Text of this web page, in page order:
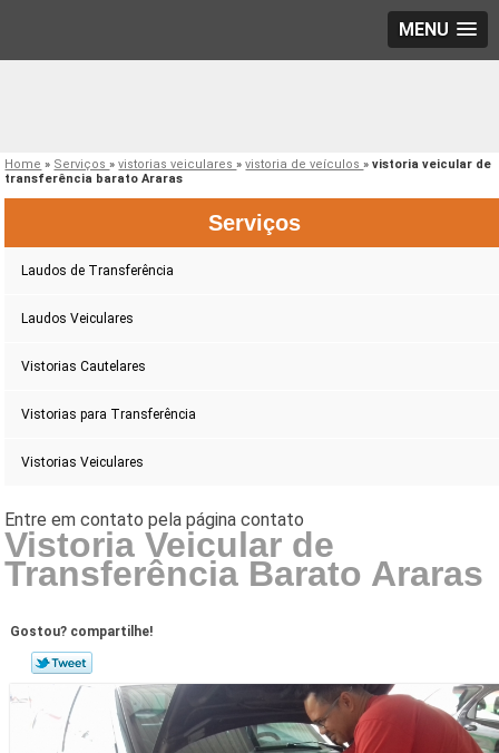
MENU
Home » Serviços»vistorias veiculares»vistoria de veículos»vistoria veicular de
transferência barato Araras
Serviços
Laudos de Transferência
Laudos Veiculares
Vistorias Cautelares
Vistorias para Transferência
Vistorias Veiculares
Vistoria Veicular de
Transferência Barato Araras
Gostou? compartilhe!